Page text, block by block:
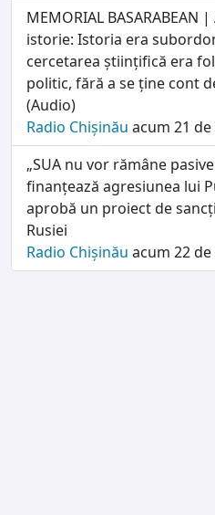
MEMORIAL
istorie: Istoria era
cercetarea științifică era
politic, fără a se ține cont
(Audio)
Radio Chișinău acum 21
„SUA nu vor rămâne
finanțează agresiunea lui
aprobă un proiect de
Rusiei
Radio Chișinău acum 22